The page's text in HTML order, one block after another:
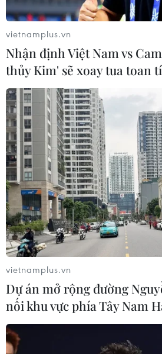
vietnamplus.vn
Nhận định Việt Nam vs
thủy Kim' sẽ xoay tua toan
vietnamplus.vn
Dự án mở rộng đường
nối khu vực phía Tây Nam